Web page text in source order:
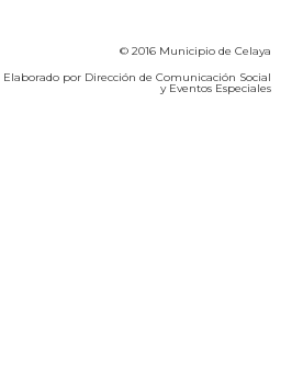
© 2016 Municipio de Celaya
Elaborado por Dirección de Comunicación Social
y Eventos Especiales